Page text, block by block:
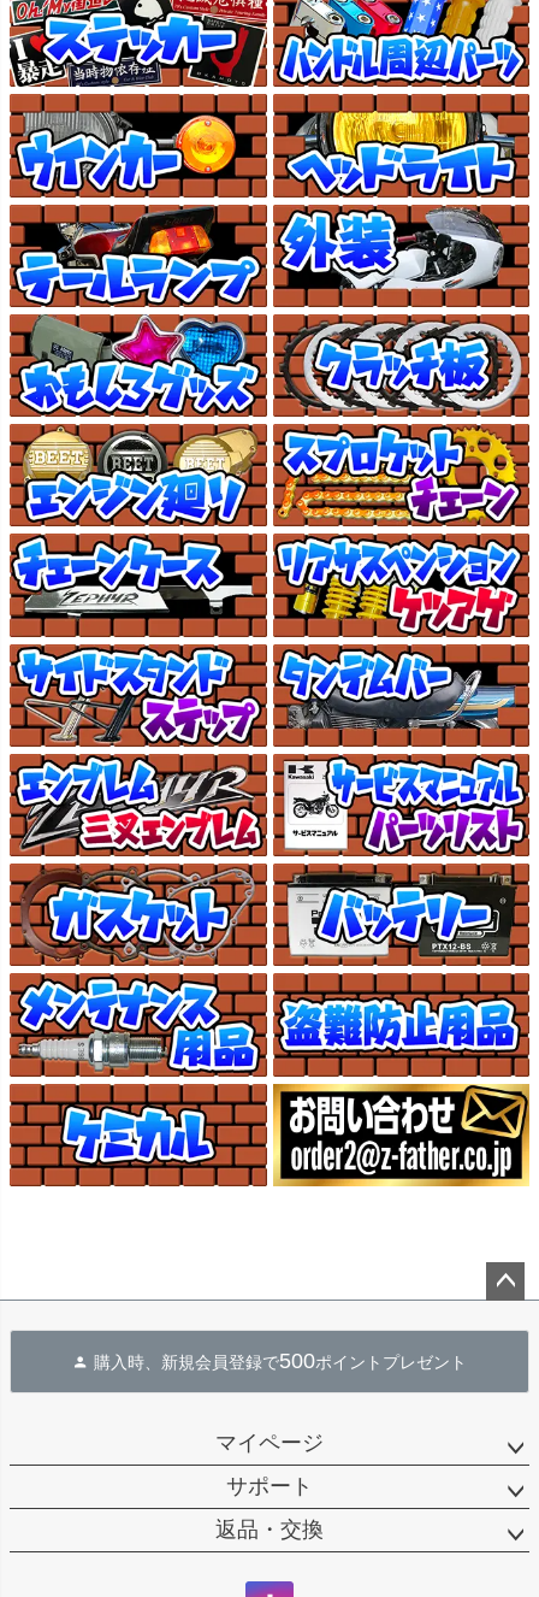
へ
購入時、新規会員登録で500ポイントプレゼント
マイページ
サポート
返品・交換